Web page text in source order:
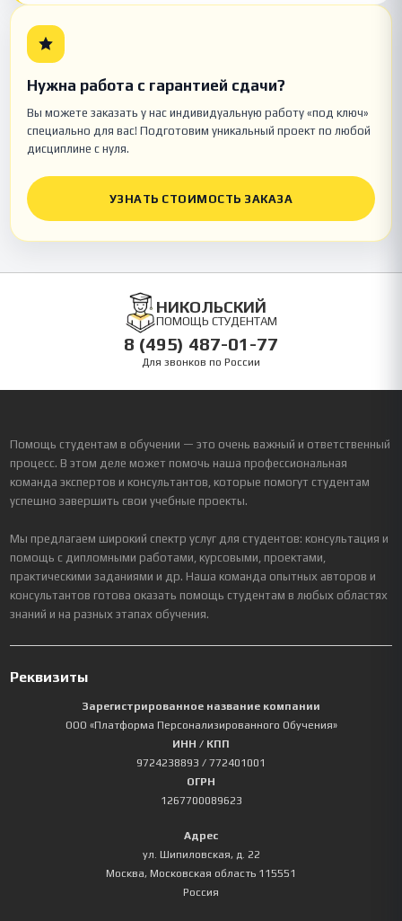
Нужна работа с гарантией сдачи?
Вы можете заказать у нас индивидуальную работу «под ключ»
специально для вас! Подготовим уникальный проект по любой
дисциплине с нуля.
УЗНАТЬ СТОИМОСТЬ ЗАКАЗА
НИКОЛЬСКИЙ
ПОМОЩЬ СТУДЕНТАМ
8 (495) 487-01-77
Для звонков по России
Помощь студентам в обучении — это очень важный и ответственный
процесс. В этом деле может помочь наша профессиональная
команда экспертов и консультантов, которые помогут студентам
успешно завершить свои учебные проекты.
Мы предлагаем широкий спектр услуг для студентов: консультация и
помощь с дипломными работами, курсовыми, проектами,
практическими заданиями и др. Наша команда опытных авторов и
консультантов готова оказать помощь студентам в любых областях
знаний и на разных этапах обучения.
Реквизиты
Зарегистрированное название компании
ООО «Платформа Персонализированного Обучения»
ИНН / КПП
9724238893 / 772401001
ОГРН
1267700089623
Адрес
ул. Шипиловская, д. 22
Москва, Московская область 115551
Россия